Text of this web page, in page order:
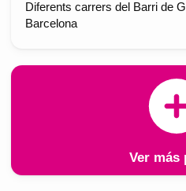
Diferents carrers del Barri de
Barcelona
Ver más